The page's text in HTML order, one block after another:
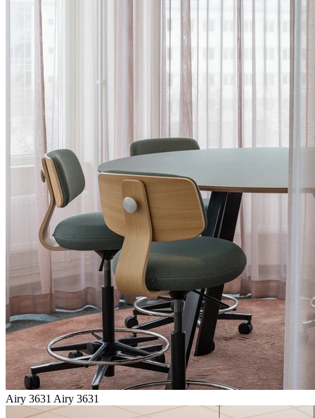
Airy 3631 Airy 3631